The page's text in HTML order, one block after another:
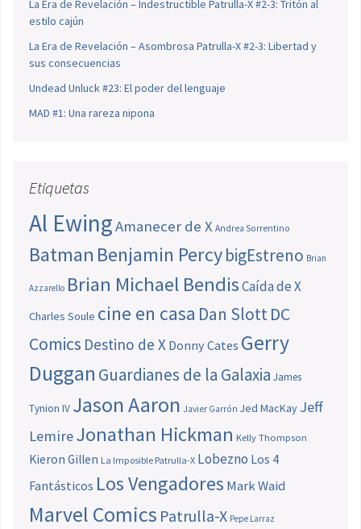
La Era de Revelación – Indestructible Patrulla-X #2-3: Tritón al
estilo cajún
La Era de Revelación – Asombrosa Patrulla-X #2-3: Libertad y
sus consecuencias
Undead Unluck #23: El poder del lenguaje
MAD #1: Una rareza nipona
Etiquetas
Al EwingAmanecer de X Andrea Sorrentino
Batman Benjamin PercybigEstreno Brian
Azzarello Brian Michael BendisCaída de X
Charles Soule cine en casa Dan SlottDC
Comics Destino de X Donny Cates Gerry
Duggan Guardianes de la Galaxia James
Tynion IV Jason Aaron Javier Garrón Jed MacKay Jeff
LemireJonathan Hickman Kelly Thompson
Kieron Gillen La Imposible Patrulla-X Lobezno Los 4
Fantásticos Los Vengadores Mark Waid
Marvel Comics Patrulla-X Pepe Larraz